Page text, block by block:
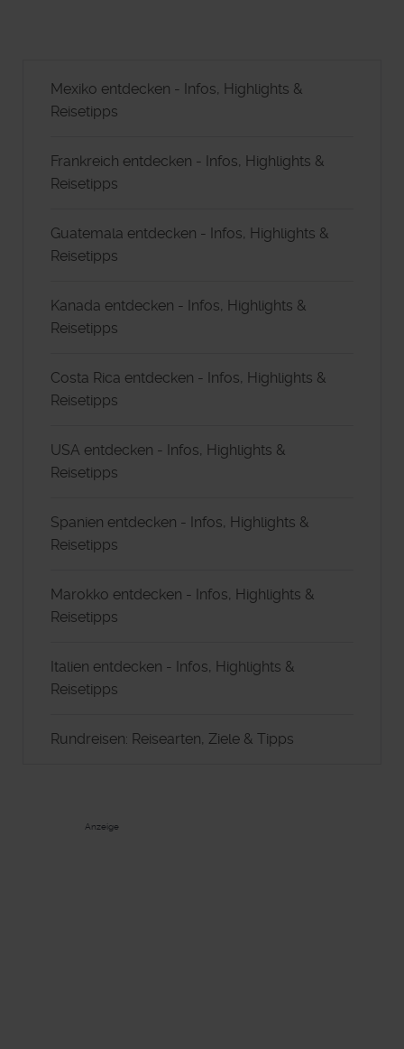
Mexiko entdecken - Infos, Highlights &
Reisetipps
Frankreich entdecken - Infos, Highlights &
Reisetipps
Guatemala entdecken - Infos, Highlights &
Reisetipps
Kanada entdecken - Infos, Highlights &
Reisetipps
Costa Rica entdecken - Infos, Highlights &
Reisetipps
USA entdecken - Infos, Highlights &
Reisetipps
Spanien entdecken - Infos, Highlights &
Reisetipps
Marokko entdecken - Infos, Highlights &
Reisetipps
Italien entdecken - Infos, Highlights &
Reisetipps
Rundreisen: Reisearten, Ziele & Tipps
Anzeige